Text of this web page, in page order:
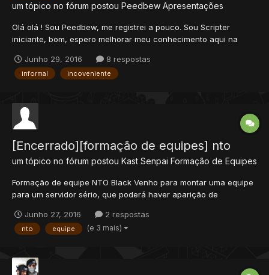
um tópico no fórum postou Peedbew Apresentações
Olá olá ! Sou Peedbew, me registrei a pouco. Sou Scripter
iniciante, bom, espero melhorar meu conhecimento aqui na
se enturmar aqui?
Junho 29, 2016 8 respostas
informal incoveniente
[Encerrado][formação de equipes] nto
um tópico no fórum postou Kast Senpai Formação de Equipes
Formação de equipe NTO Black Venho para montar uma equipe
para um servidor sério, que poderá haver aparição de
vagas: Scripter Helpers Spriter O formulário dever...
Junho 27, 2016 2 respostas
nto equipe (e 3 mais)